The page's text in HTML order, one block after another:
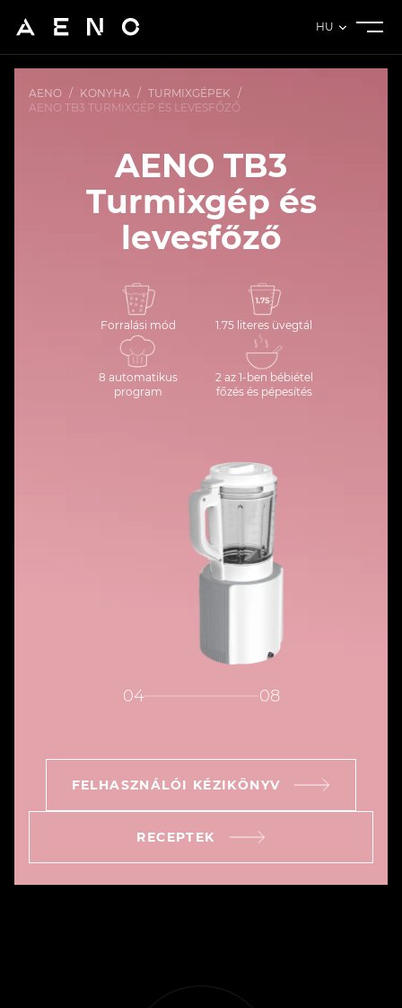
HU
AENO / KONYHA / TURMIXGÉPEK /
AENO TB3 TURMIXGÉP ÉS LEVESFŐZŐ
AENO TB3
Turmixgép és
levesfőző
Forralási mód 1.75 literes üvegtál
8 automatikus
program
2 az 1-ben bébiétel
főzés és pépesítés
04 08
FELHASZNÁLÓI KÉZIKÖNYV
RECEPTEK